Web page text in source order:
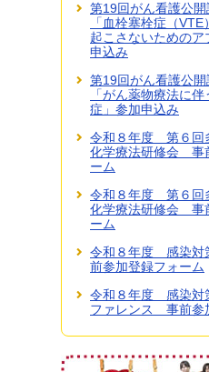
第19回がん看護公
「血栓塞栓症（
起こさないためのア
申込み
第19回がん看護公
「がん薬物療法に
症」参加申込み
令和８年度 第６回
化学療法研修会 事
ーム
令和８年度 第６回
化学療法研修会 事
ーム
令和８年度 感染
前参加登録フォーム
令和８年度 感染対
ファレンス 事前参